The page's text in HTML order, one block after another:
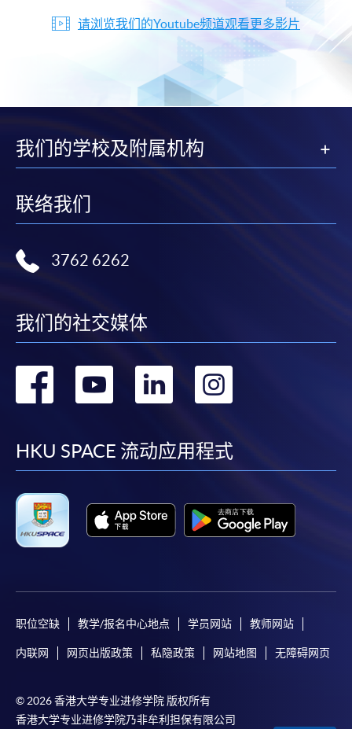
请浏览我们的Youtube频道观看更多影片
我们的学校及附属机构
联络我们
3762 6262
我们的社交媒体
转
facebook
转
youtube
转
linkedin
HKU SPACE 流动应用程式
职位空缺 教学/报名中心地点 学员网站 教师网站
内联网 网页出版政策 私隐政策 网站地图 无障碍网页
© 2026 香港大学专业进修学院 版权所有
香港大学专业进修学院乃非牟利担保有限公司